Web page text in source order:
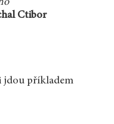
Ctibor
jdou příkladem